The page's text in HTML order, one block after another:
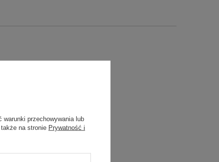
warunki przechowywania lub
na stronie Prywatność i